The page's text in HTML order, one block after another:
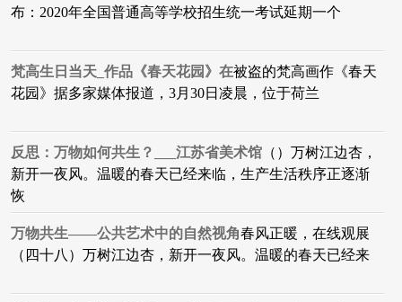
布：2020年全国普通高等学校招生统一考试延期一个
梵高生日当天_作品《春天花园》在被盗的梵高画作《春天
花园》据多家媒体报道，3月30日凌晨，位于荷兰
反思：万物如何共生？___江苏省美术馆 （）万树江边杏，
新开一夜风。温暖的春天已经来临，生产生活秩序正逐渐
恢
万物共生——公共艺术中的自然视角春风正暖，在线观展
（四十八）万树江边杏，新开一夜风。温暖的春天已经来